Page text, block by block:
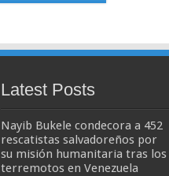
Latest Posts
Nayib Bukele condecora a 452
rescatistas salvadoreños por
su misión humanitaria tras los
terremotos en Venezuela